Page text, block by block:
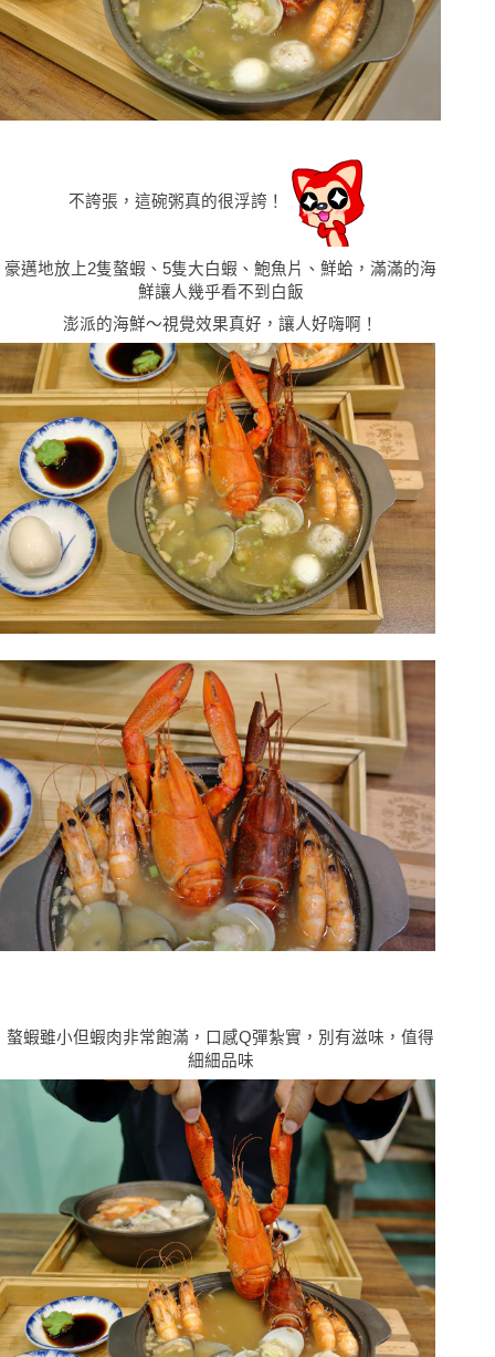
不誇張，這碗粥真的很浮誇！
豪邁地放上2隻螯蝦、5隻大白蝦、鮑魚片、鮮蛤，滿滿的海
鮮讓人幾乎看不到白飯
澎派的海鮮〜視覺效果真好，讓人好嗨啊！
螯蝦雖小但蝦肉非常飽滿，口感Q彈紮實，別有滋味，值得
細細品味